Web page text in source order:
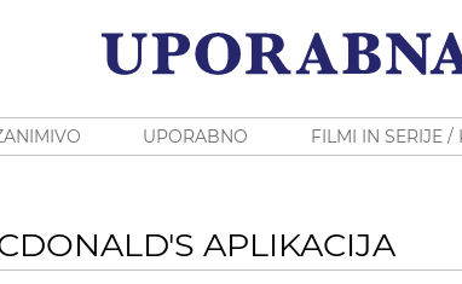
UPORABNO FILMI IN SERIJE /
APLIKACIJA